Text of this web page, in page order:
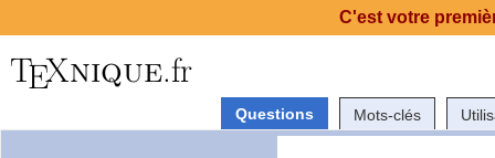
Questions Mots-clés
C'est votre